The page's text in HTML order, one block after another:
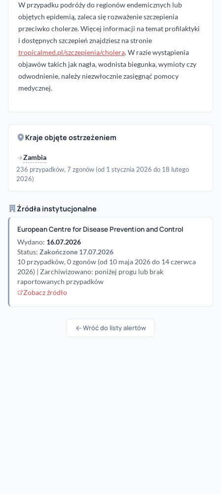
W przypadku podróży do regionów endemicznych lub
objętych epidemią, zaleca się rozważenie szczepienia
przeciwko cholerze. Więcej informacji na temat profilaktyki
i dostępnych szczepień znajdziesz na stronie
tropicalmed.pl/szczepienia/cholera. W razie wystąpienia
objawów takich jak nagła, wodnista biegunka, wymioty czy
odwodnienie, należy niezwłocznie zasięgnąć pomocy
medycznej.
Kraje objęte ostrzeżeniem
Zambia
236 przypadków, 7 zgonów (od 1 stycznia 2026 do 18 lutego
2026)
Źródła instytucjonalne
European Centre for Disease Prevention and Control
Wydano: 16.07.2026
Status: Zakończone 17.07.2026
10 przypadków, 0 zgonów (od 10 maja 2026 do 14 czerwca
2026) | Zarchiwizowano: poniżej progu lub brak
raportowanych przypadków
Zobacz źródło
Wróć do listy alertów